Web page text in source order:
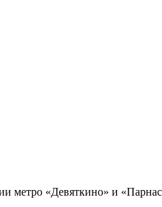
«Девяткино» и